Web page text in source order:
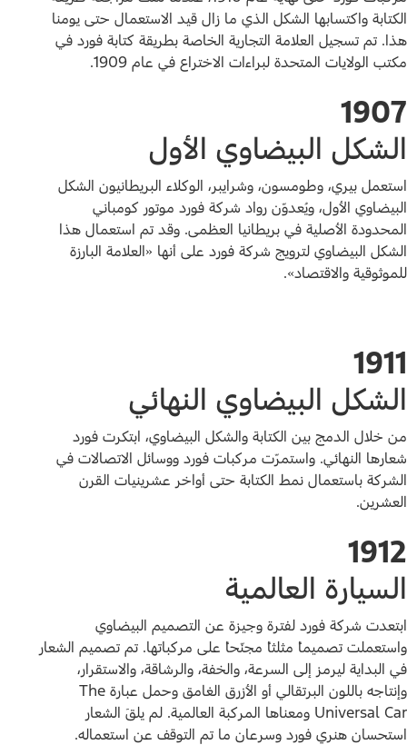
الكتابة واكتسابها الشكل الذي ما زال قيد الاستعمال حتى يومنا
هذا. تم تسجيل العلامة التجارية الخاصة بطريقة كتابة فورد في
مكتب الولايات المتحدة لبراءات الاختراع في عام 1909.
1907
الشكل البيضاوي الأول
استعمل بيري، وطومسون، وشرايبر، الوكلاء البريطانيون الشكل
البيضاوي الأول، ويُعدوّن رواد شركة فورد موتور كومباني
المحدودة الأصلية في بريطانيا العظمى. وقد تم استعمال هذا
الشكل البيضاوي لترويج شركة فورد على أنها «العلامة البارزة
للموثوقية والاقتصاد».
1911
الشكل البيضاوي النهائي
من خلال الدمج بين الكتابة والشكل البيضاوي، ابتكرت فورد
شعارها النهائي. واستمرّت مركبات فورد ووسائل الاتصالات في
الشركة باستعمال نمط الكتابة حتى أواخر عشرينيات القرن
العشرين.
1912
السيارة العالمية
ابتعدت شركة فورد لفترة وجيزة عن التصميم البيضاوي
واستعملت تصميماً مثلثاً مجنّحاً على مركباتها. تم تصميم الشعار
في البداية ليرمز إلى السرعة، والخفة، والرشاقة، والاستقرار،
وإنتاجه باللون البرتقالي أو الأزرق الغامق وحمل عبارة The
Universal Car ومعناها المركبة العالمية. لم يلقَ الشعار
استحسان هنري فورد وسرعان ما تم التوقف عن استعماله.